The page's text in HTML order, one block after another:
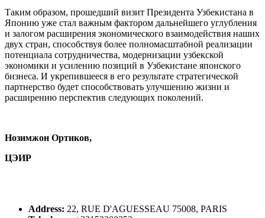
Таким образом, прошедший визит Президента Узбекистана в
Японию уже стал важным фактором дальнейшего углубления
и залогом расширения экономического взаимодействия наших
двух стран, способствуя более полномасштабной реализации
потенциала сотрудничества, модернизации узбекской
экономики и усилению позиций в Узбекистане японского
бизнеса. И укрепившееся в его результате стратегической
партнерство будет способствовать улучшению жизни и
расширению перспектив следующих поколений.
Нозимжон Ортиков,
ЦЭИР
Address: 22, RUE D'AGUESSEAU 75008, PARIS